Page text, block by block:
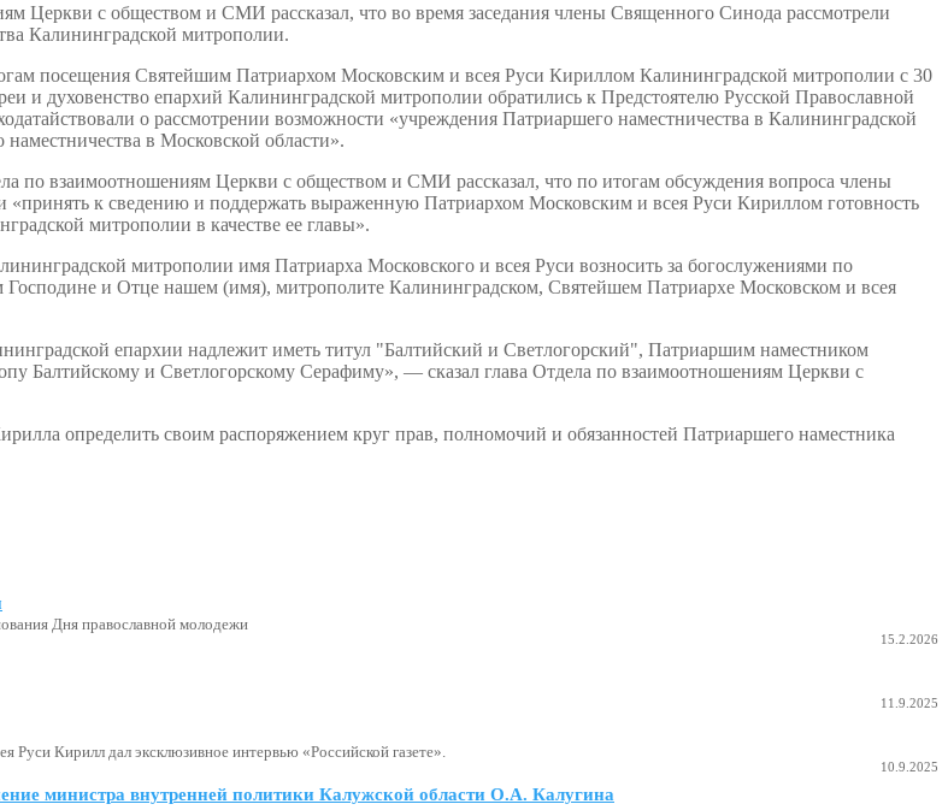
Церкви с обществом и СМИ рассказал, что во время заседания члены Священного Синода рассмотрели
Калининградской митрополии.
посещения Святейшим Патриархом Московским и всея Руси Кириллом Калининградской митрополии с 30
и духовенство епархий Калининградской митрополии обратились к Предстоятелю Русской Православной
о рассмотрении возможности «учреждения Патриаршего наместничества в Калининградской
в Московской области».
по взаимоотношениям Церкви с обществом и СМИ рассказал, что по итогам обсуждения вопроса члены
к сведению и поддержать выраженную Патриархом Московским и всея Руси Кириллом готовность
митрополии в качестве ее главы».
митрополии имя Патриарха Московского и всея Руси возносить за богослужениями по
и Отце нашем (имя), митрополите Калининградском, Святейшем Патриархе Московском и всея
епархии надлежит иметь титул "Балтийский и Светлогорский", Патриаршим наместником
Балтийскому и Светлогорскому Серафиму», — сказал глава Отдела по взаимоотношениям Церкви с
определить своим распоряжением круг прав, полномочий и обязанностей Патриаршего наместника
Дня православной молодежи
15.2.2026
11.9.2025
Кирилл дал эксклюзивное интервью «Российской газете».
10.9.2025
министра внутренней политики Калужской области О.А. Калугина